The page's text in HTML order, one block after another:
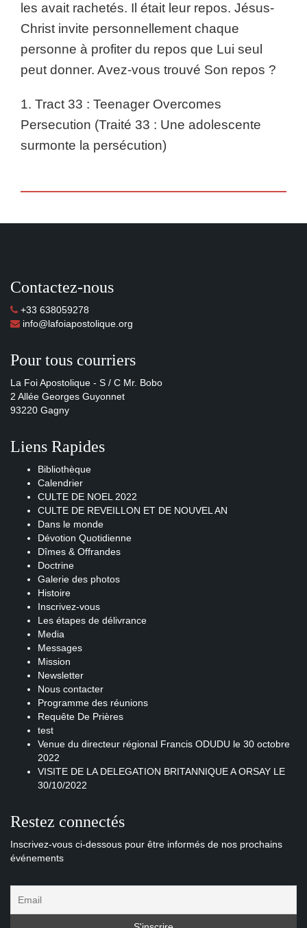
les avait rachetés. Il était leur repos. Jésus-
Christ invite personnellement chaque
personne à profiter du repos que Lui seul
peut donner. Avez-vous trouvé Son repos ?
1. Tract 33 : Teenager Overcomes
Persecution (Traité 33 : Une adolescente
surmonte la persécution)
Contactez-nous
+33 638059278
info@lafoiapostolique.org
Pour tous courriers
La Foi Apostolique - S / C Mr. Bobo
2 Allée Georges Guyonnet
93220 Gagny
Liens Rapides
Bibliothèque
Calendrier
CULTE DE NOEL 2022
CULTE DE REVEILLON ET DE NOUVEL AN
Dans le monde
Dévotion Quotidienne
Dîmes & Offrandes
Doctrine
Galerie des photos
Histoire
Inscrivez-vous
Les étapes de délivrance
Media
Messages
Mission
Newsletter
Nous contacter
Programme des réunions
Requête De Prières
test
Venue du directeur régional Francis ODUDU le 30 octobre
2022
VISITE DE LA DELEGATION BRITANNIQUE A ORSAY LE
30/10/2022
Restez connectés
Inscrivez-vous ci-dessous pour être informés de nos prochains
événements